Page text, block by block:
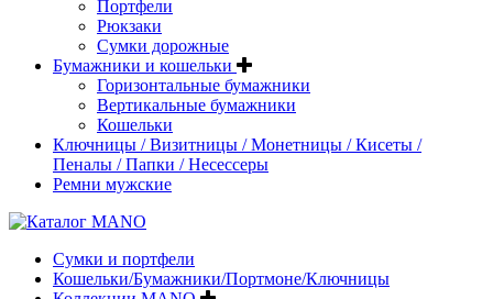
Портфели
Рюкзаки
Сумки дорожные
Бумажники и кошельки
Горизонтальные бумажники
Вертикальные бумажники
Кошельки
Ключницы / Визитницы / Монетницы / Кисеты /
Пеналы / Папки / Несессеры
Ремни мужские
Сумки и портфели
Кошельки/Бумажники/Портмоне/Ключницы